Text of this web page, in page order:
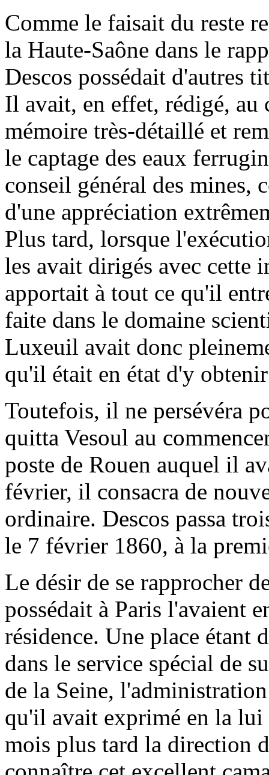
Comme le faisait du reste
la Haute-Saône dans le
Descos possédait d'autres
Il avait, en effet, rédigé, au
mémoire très-détaillé et
le captage des eaux
conseil général des mines,
d'une appréciation
Plus tard, lorsque
les avait dirigés avec cette
apportait à tout ce qu'il
faite dans le domaine
Luxeuil avait donc
qu'il était en état d'y obtenir
Toutefois, il ne persévéra
quitta Vesoul au
poste de Rouen auquel il
février, il consacra de
ordinaire. Descos passa
le 7 février 1860, à la
Le désir de se rapprocher
possédait à Paris l'avaient
résidence. Une place étant
dans le service spécial de
de la Seine,
qu'il avait exprimé en la lui
mois plus tard la direction